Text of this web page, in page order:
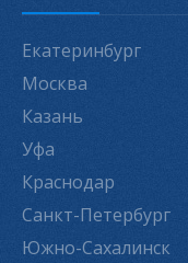
Екатеринбург
Москва
Казань
Уфа
Краснодар
Санкт-Петербург
Южно-Сахалинск